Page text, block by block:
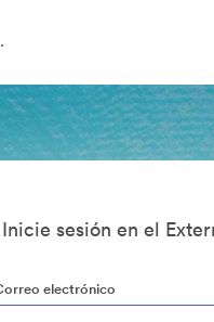
Inicie sesión en el
electrónico